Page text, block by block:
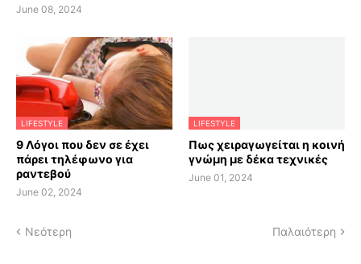
June 08, 2024
LIFESTYLE
9 Λόγοι που δεν σε έχει
πάρει τηλέφωνο για
ραντεβού
June 02, 2024
LIFESTYLE
Πως χειραγωγείται η κοινή
γνώμη με δέκα τεχνικές
June 01, 2024
Νεότερη Παλαιότερη